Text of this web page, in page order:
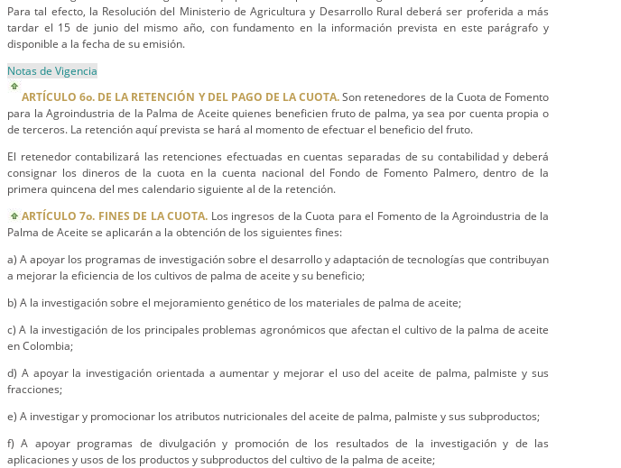
Para tal efecto, la Resolución del Ministerio de Agricultura y Desarrollo Rural deberá ser proferida a más
tardar el 15 de junio del mismo año, con fundamento en la información prevista en este parágrafo y
disponible a la fecha de su emisión.
Notas de Vigencia
ARTÍCULO 6o. DE LA RETENCIÓN Y DEL PAGO DE LA CUOTA.Son retenedores de la Cuota de Fomento
para la Agroindustria de la Palma de Aceite quienes beneficien fruto de palma, ya sea por cuenta propia o
de terceros. La retención aquí prevista se hará al momento de efectuar el beneficio del fruto.
El retenedor contabilizará las retenciones efectuadas en cuentas separadas de su contabilidad y deberá
consignar los dineros de la cuota en la cuenta nacional del Fondo de Fomento Palmero, dentro de la
primera quincena del mes calendario siguiente al de la retención.
ARTÍCULO 7o. FINES DE LA CUOTA. Los ingresos de la Cuota para el Fomento de la Agroindustria de la
Palma de Aceite se aplicarán a la obtención de los siguientes fines:
a) A apoyar los programas de investigación sobre el desarrollo y adaptación de tecnologías que contribuyan
a mejorar la eficiencia de los cultivos de palma de aceite y su beneficio;
b) A la investigación sobre el mejoramiento genético de los materiales de palma de aceite;
c) A la investigación de los principales problemas agronómicos que afectan el cultivo de la palma de aceite
en Colombia;
d) A apoyar la investigación orientada a aumentar y mejorar el uso del aceite de palma, palmiste y sus
fracciones;
e) A investigar y promocionar los atributos nutricionales del aceite de palma, palmiste y sus subproductos;
f) A apoyar programas de divulgación y promoción de los resultados de la investigación y de las
aplicaciones y usos de los productos y subproductos del cultivo de la palma de aceite;